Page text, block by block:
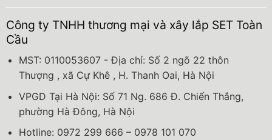
Công ty TNHH thương mại và xây lắp SET Toàn
Cầu
MST: 0110053607 - Địa chỉ: Số 2 ngõ 22 thôn
Thượng , xã Cự Khê , H. Thanh Oai, Hà Nội
VPGD Tại Hà Nội: Số 71 Ng. 686 Đ. Chiến Thắng,
phường Hà Đông, Hà Nội
Hotline: 0972 299 666 – 0978 101 070